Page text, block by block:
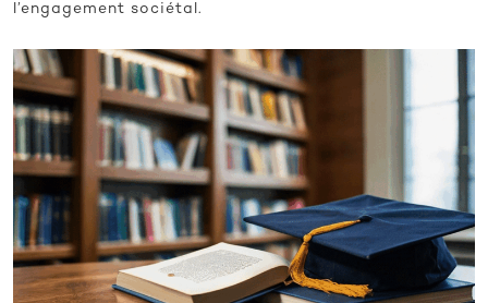
l’engagement sociétal.